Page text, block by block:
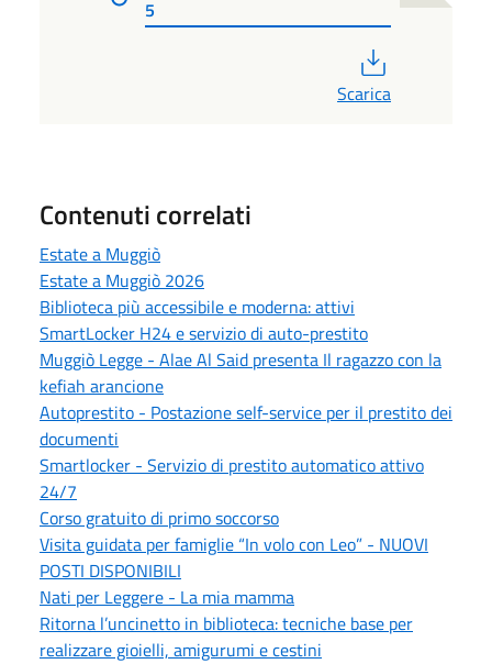
5
Scarica
Contenuti correlati
Estate a Muggiò
Estate a Muggiò 2026
Biblioteca più accessibile e moderna: attivi
SmartLocker H24 e servizio di auto-prestito
Muggiò Legge - Alae Al Said presenta Il ragazzo con la
kefiah arancione
Autoprestito - Postazione self-service per il prestito dei
documenti
Smartlocker - Servizio di prestito automatico attivo
24/7
Corso gratuito di primo soccorso
Visita guidata per famiglie “In volo con Leo” - NUOVI
POSTI DISPONIBILI
Nati per Leggere - La mia mamma
Ritorna l’uncinetto in biblioteca: tecniche base per
realizzare gioielli, amigurumi e cestini